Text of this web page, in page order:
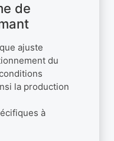
de
ajuste
du
la production
à